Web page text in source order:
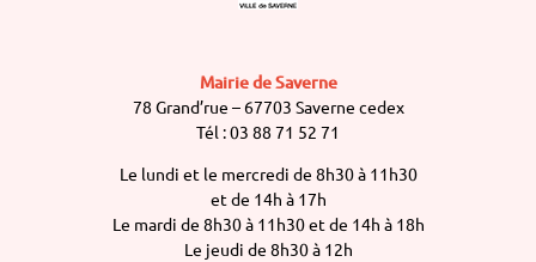
Mairie de Saverne
78 Grand’rue – 67703 Saverne cedex
Tél : 03 88 71 52 71
Le lundi et le mercredi de 8h30 à 11h30
et de 14h à 17h
Le mardi de 8h30 à 11h30 et de 14h à 18h
Le jeudi de 8h30 à 12h